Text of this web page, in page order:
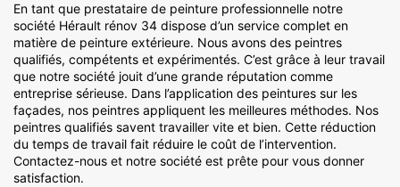
En tant que prestataire de peinture professionnelle notre
société Hérault rénov 34 dispose d’un service complet en
matière de peinture extérieure. Nous avons des peintres
qualifiés, compétents et expérimentés. C’est grâce à leur travail
que notre société jouit d’une grande réputation comme
entreprise sérieuse. Dans l’application des peintures sur les
façades, nos peintres appliquent les meilleures méthodes. Nos
peintres qualifiés savent travailler vite et bien. Cette réduction
du temps de travail fait réduire le coût de l’intervention.
Contactez-nous et notre société est prête pour vous donner
satisfaction.